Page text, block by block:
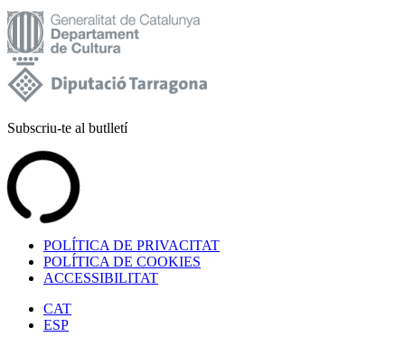
Subscriu-te al butlletí
POLÍTICA DE PRIVACITAT
POLÍTICA DE COOKIES
ACCESSIBILITAT
CAT
ESP